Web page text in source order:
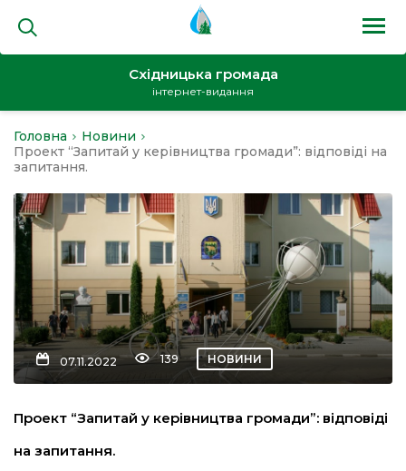
Східницька громада
інтернет-видання
Головна
Новини
Проект “Запитай у керівництва громади”: відповіді на
запитання.
07.11.2022 139 НОВИНИ
Проект “Запитай у керівництва громади”: відповіді
на запитання.